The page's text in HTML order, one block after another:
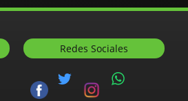
Redes Sociales